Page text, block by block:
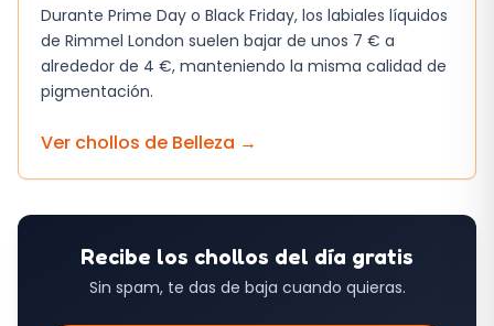
Durante Prime Day o Black Friday, los labiales líquidos
de Rimmel London suelen bajar de unos 7 € a
alrededor de 4 €, manteniendo la misma calidad de
pigmentación.
Ver chollos de Belleza →
Recibe los chollos del día gratis
Sin spam, te das de baja cuando quieras.